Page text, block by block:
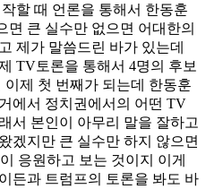
할 때 언론을 통해서 한동훈
면 큰 실수만 없으면 어대한의
제가 말씀드린 바가 있는데
TV토론을 통해서 4명의 후보
제 첫 번째가 되는데 한동훈
에서 정치권에서의 어떤 TV
서 본인이 아무리 말을 잘하고
겠지만 큰 실수만 하지 않으면
응원하고 보는 것이지 이게
든과 트럼프의 토론을 봐도 바